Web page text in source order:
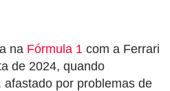
na Fórmula 1 com a Ferrari
de 2024, quando
afastado por problemas de